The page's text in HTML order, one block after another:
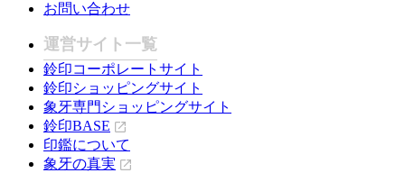
お問い合わせ
運営サイト一覧
鈴印コーポレートサイト
鈴印ショッピングサイト
象牙専門ショッピングサイト
鈴印BASE
印鑑について
象牙の真実